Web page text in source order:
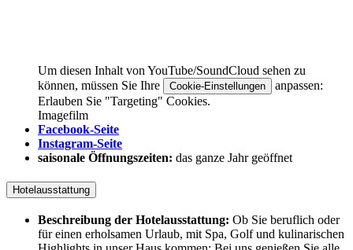
Um diesen Inhalt von YouTube/SoundCloud sehen zu
können, müssen Sie Ihre
Cookie-Einstellungen
anpassen:
Erlauben Sie "Targeting" Cookies.
Imagefilm
Facebook-Seite
Instagram-Seite
saisonale Öffnungszeiten: das ganze Jahr geöffnet
Hotelausstattung
Beschreibung der Hotelausstattung: Ob Sie beruflich oder
für einen erholsamen Urlaub, mit Spa, Golf und kulinarischen